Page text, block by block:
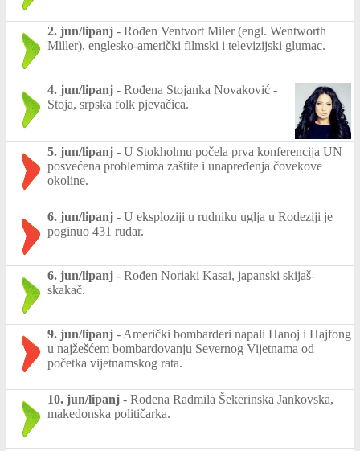
2. jun/lipanj - Rođen Ventvort Miler (engl. Wentworth
Miller), englesko-američki filmski i televizijski glumac.
4. jun/lipanj - Rođena Stojanka Novaković -
Stoja, srpska folk pjevačica.
5. jun/lipanj - U Stokholmu počela prva konferencija UN
posvećena problemima zaštite i unapređenja čovekove
okoline.
6. jun/lipanj - U eksploziji u rudniku uglja u Rodeziji je
poginuo 431 rudar.
6. jun/lipanj - Rođen Noriaki Kasai, japanski skijaš-
skakač.
9. jun/lipanj - Američki bombarderi napali Hanoj i Hajfong
u najžešćem bombardovanju Severnog Vijetnama od
početka vijetnamskog rata.
10. jun/lipanj - Rođena Radmila Šekerinska Jankovska,
makedonska političarka.